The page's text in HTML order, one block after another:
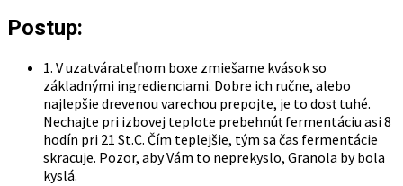
si
môžete
vybrať
na
stránke
produktu.
Postup:
1. V uzatvárateľnom boxe zmiešame kvások so
základnými ingredienciami. Dobre ich ručne, alebo
najlepšie drevenou varechou prepojte, je to dosť tuhé.
Nechajte pri izbovej teplote prebehnúť fermentáciu asi 8
hodín pri 21 St.C. Čím teplejšie, tým sa čas fermentácie
skracuje. Pozor, aby Vám to neprekyslo, Granola by bola
kyslá.